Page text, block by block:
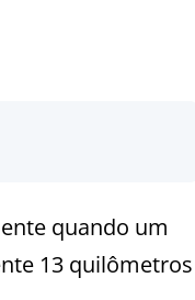
quando um
13 quilômetros